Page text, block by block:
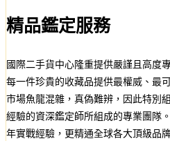
精品鑑定服務
國際二手貨中心隆重提供嚴謹且高度
每一件珍貴的收藏品提供最權威、最
市場魚龍混雜，真偽難辨，因此特別
經驗的資深鑑定師所組成的專業團隊
年實戰經驗，更精通全球各大頂級品